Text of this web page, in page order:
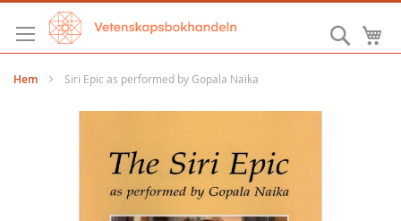
Hoppa
till
innehållet
Sök
Hem Siri Epic as performed by Gopala Naika